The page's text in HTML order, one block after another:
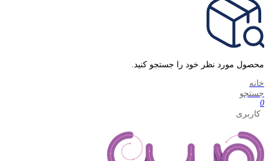
محصول مورد نظر خود را جستجو کنید.
خانه
جستجو
0
کاربری